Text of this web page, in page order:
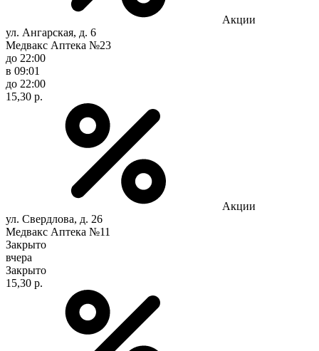
Акции
ул. Ангарская, д. 6
Медвакс Аптека №23
до 22:00
в 09:01
до 22:00
15,30 р.
Акции
ул. Свердлова, д. 26
Медвакс Аптека №11
Закрыто
вчера
Закрыто
15,30 р.